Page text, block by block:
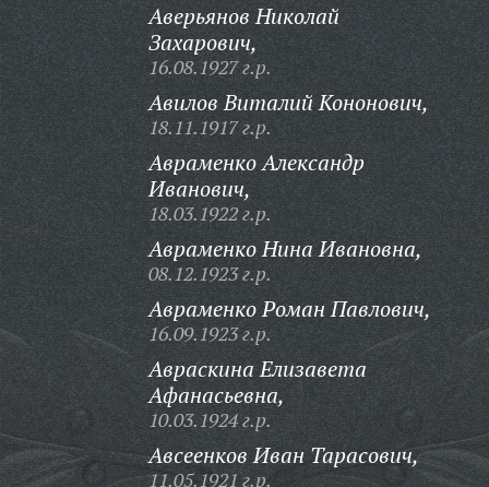
Аверьянов Николай
Захарович,
16.08.1927 г.р.
Авилов Виталий Кононович,
18.11.1917 г.р.
Авраменко Александр
Иванович,
18.03.1922 г.р.
Авраменко Нина Ивановна,
08.12.1923 г.р.
Авраменко Роман Павлович,
16.09.1923 г.р.
Авраскина Елизавета
Афанасьевна,
10.03.1924 г.р.
Авсеенков Иван Тарасович,
11.05.1921 г.р.